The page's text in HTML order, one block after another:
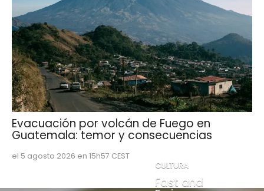
Evacuación por volcán de Fuego en
Guatemala: temor y consecuencias
el 5 agosto 2026 en 15h57 CEST
CULTURA
Fast and